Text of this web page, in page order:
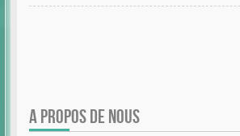
A PROPOS DE NOUS